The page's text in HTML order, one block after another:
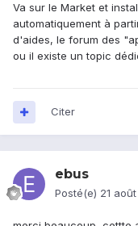
Va sur le Market et
automatiquement à
d'aides, le forum des
ou il existe un topic
Citer
ebus
Posté(e) 21